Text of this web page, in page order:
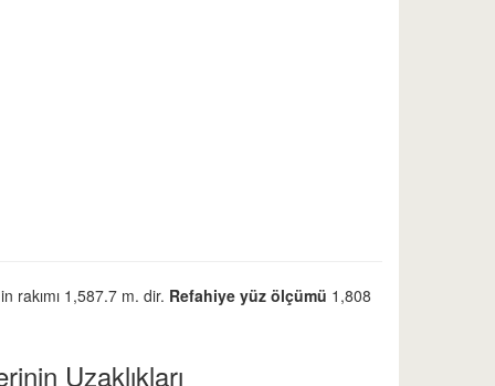
rakımı 1,587.7 m. dir. Refahiye yüz ölçümü 1,808
Uzaklıkları